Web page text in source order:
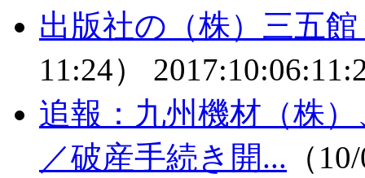
出版社の（株）三五
11:24）
追報：九州機材（株
／破産手続き開... （